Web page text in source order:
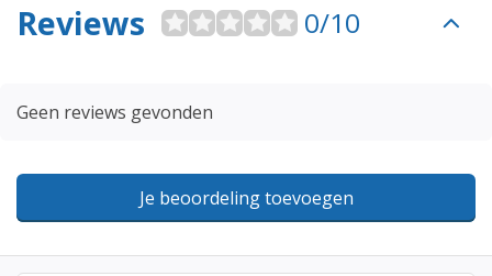
Reviews 0/10
Geen reviews gevonden
Je beoordeling toevoegen